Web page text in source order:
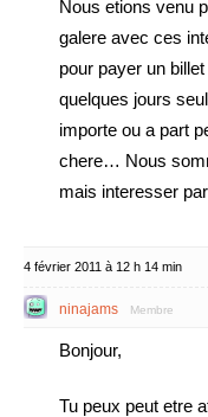
Nous etions venu
galere avec ces
pour payer un
quelques jours
importe ou a part
chere… Nous
mais interesser
4 février 2011 à 12 h 14 min
ninajams Membre
Bonjour,
Tu peux peut etre